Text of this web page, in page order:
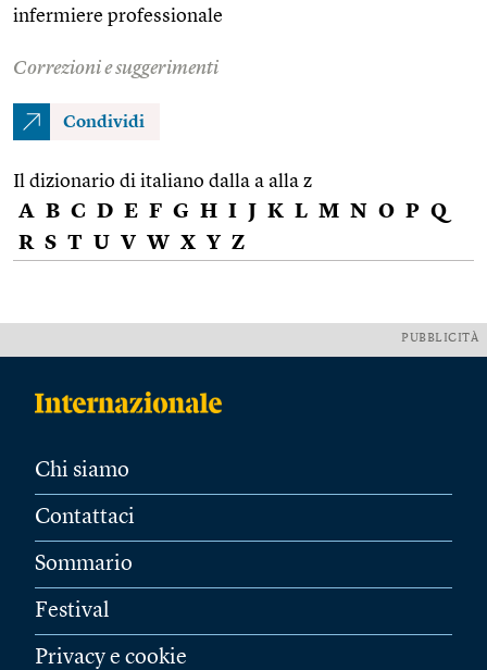
infermiere professionale
Correzioni e suggerimenti
Condividi
Il dizionario di italiano dalla a alla z
A B C D E F G H I J K L M N O P Q
R S T U V W X Y Z
PUBBLICITÀ
Chi siamo
Contattaci
Sommario
Festival
Privacy e cookie